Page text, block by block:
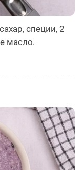
специи, 2
масло.